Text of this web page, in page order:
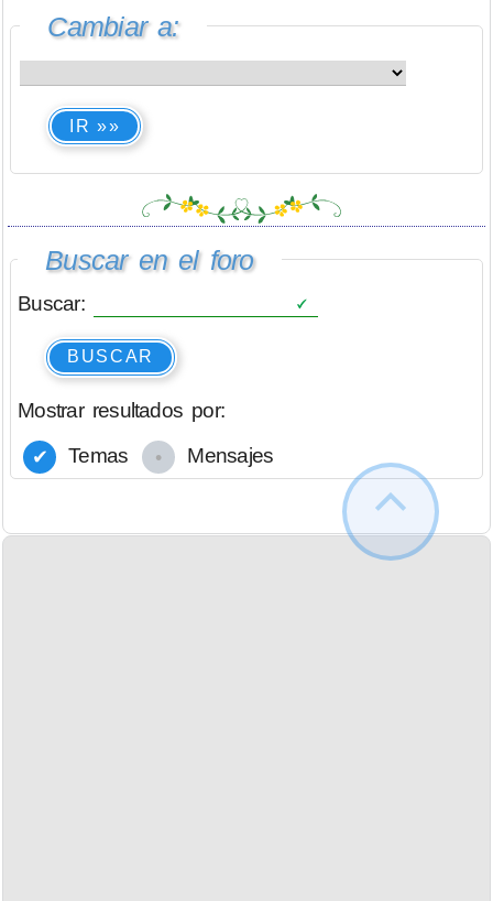
Cambiar a:
IR »»
Buscar en el foro
Buscar:
BUSCAR
Mostrar resultados por:
Temas
Mensajes